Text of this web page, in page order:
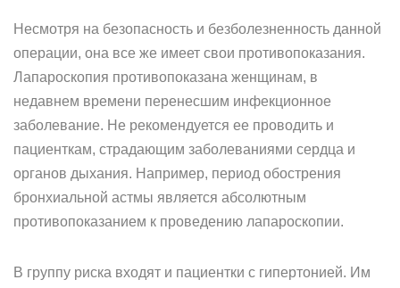
Несмотря на безопасность и безболезненность данной
операции, она все же имеет свои противопоказания.
Лапароскопия противопоказана женщинам, в
недавнем времени перенесшим инфекционное
заболевание. Не рекомендуется ее проводить и
пациенткам, страдающим заболеваниями сердца и
органов дыхания. Например, период обострения
бронхиальной астмы является абсолютным
противопоказанием к проведению лапароскопии.
В группу риска входят и пациентки с гипертонией. Им